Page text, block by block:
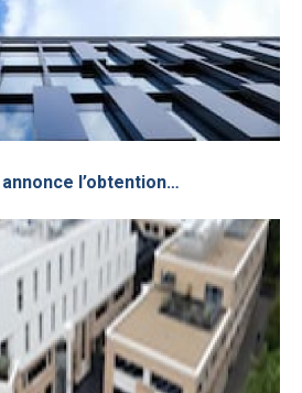
annonce l’obtention…